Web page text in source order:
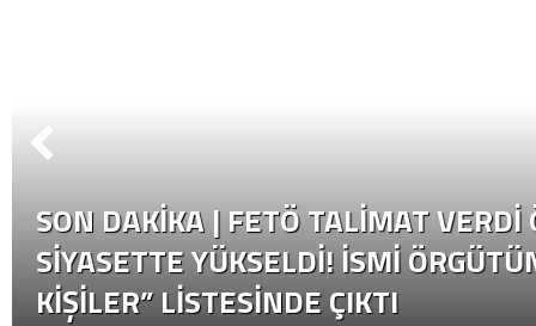
SON DAKİKA | FETÖ TALIMAT VERDI
SIYASETTE YÜKSELDI! İSMI
KIŞILER” LISTESINDE ÇIKTI